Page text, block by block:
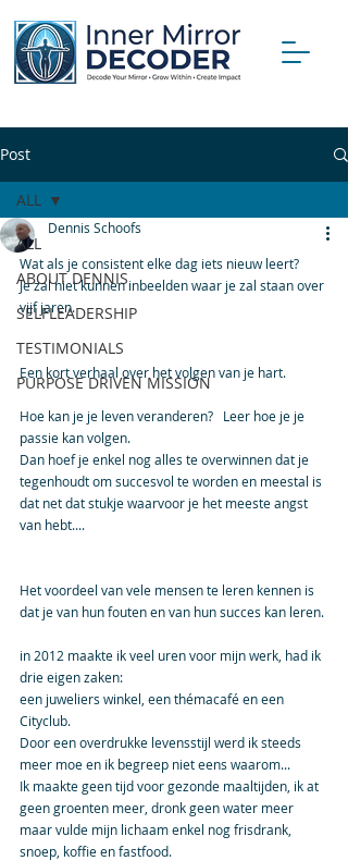
Post
ALL
ABOUT DENNIS
SELFLEADERSHIP
TESTIMONIALS
PURPOSE DRIVEN MISSION
ALL
Dennis Schoofs
Wat als je consistent elke dag iets nieuw leert?
Je zal niet kunnen inbeelden waar je zal staan over
vijf jaren.
Een kort verhaal over het volgen van je hart.
Hoe kan je je leven veranderen?   Leer hoe je je
passie kan volgen.
Dan hoef je enkel nog alles te overwinnen dat je
tegenhoudt om succesvol te worden en meestal is
dat net dat stukje waarvoor je het meeste angst
van hebt....
Het voordeel van vele mensen te leren kennen is
dat je van hun fouten en van hun succes kan leren.
in 2012 maakte ik veel uren voor mijn werk, had ik
drie eigen zaken:
een juweliers winkel, een thémacafé en een
Cityclub.
Door een overdrukke levensstijl werd ik steeds
meer moe en ik begreep niet eens waarom...
Ik maakte geen tijd voor gezonde maaltijden, ik at
geen groenten meer, dronk geen water meer
maar vulde mijn lichaam enkel nog frisdrank,
snoep, koffie en fastfood.